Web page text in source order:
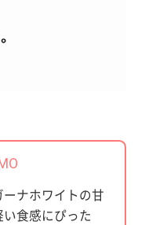
ナホワイトの甘
食感にぴった